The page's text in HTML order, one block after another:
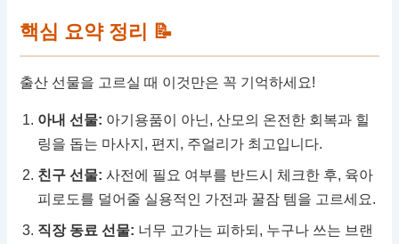
핵심 요약 정리 📝
출산 선물을 고르실 때 이것만은 꼭 기억하세요!
아내 선물: 아기용품이 아닌, 산모의 온전한 회복과 힐
링을 돕는 마사지, 편지, 주얼리가 최고입니다.
친구 선물: 사전에 필요 여부를 반드시 체크한 후, 육아
피로도를 덜어줄 실용적인 가전과 꿀잠 템을 고르세요.
직장 동료 선물: 너무 고가는 피하되, 누구나 쓰는 브랜